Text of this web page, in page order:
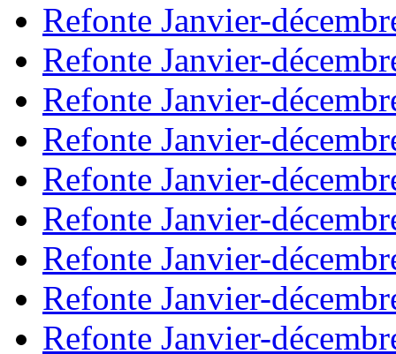
Refonte Janvier-
Refonte Janvier-
Refonte Janvier-
Refonte Janvier-
Refonte Janvier-
Refonte Janvier-
Refonte Janvier-
Refonte Janvier-
Refonte Janvier-